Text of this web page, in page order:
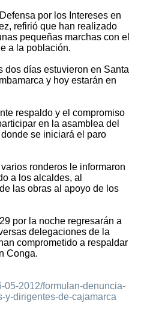
por los Intereses en
refirió que han realizado
pequeñas marchas con el
a la población.
dos días estuvieron en Santa
y hoy estarán en
respaldo y el compromiso
en la asamblea del
se iniciará el paro
ronderos le informaron
a los alcaldes, al
las obras al apoyo de los
por la noche regresarán a
delegaciones de la
comprometido a respaldar
Conga.
05-2012/formulan-denuncia-
y-dirigentes-de-cajamarca